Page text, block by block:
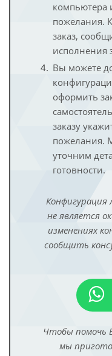
компьютера
пожелания.
заказ,
исполнения
Вы можете
оформить
заказу
пожелания.
уточним
готовности.
не является
изменениях
сообщить
Чтобы помочь
мы